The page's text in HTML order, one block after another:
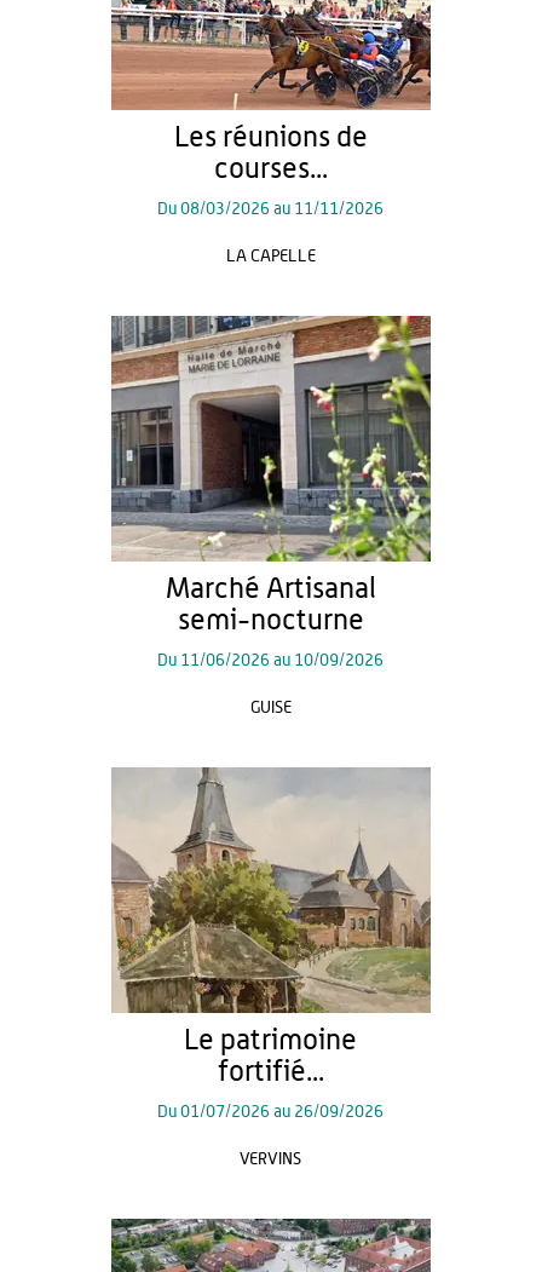
Les réunions de
courses...
Du08/03/2026 au 11/11/2026
LA CAPELLE
Marché Artisanal
semi-nocturne
Du 11/06/2026 au 10/09/2026
GUISE
Le patrimoine
fortifié...
Du01/07/2026 au 26/09/2026
VERVINS